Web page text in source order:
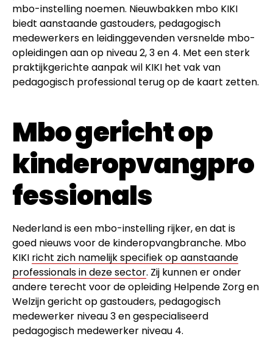
mbo-instelling noemen. Nieuwbakken mbo KIKI
biedt aanstaande gastouders, pedagogisch
medewerkers en leidinggevenden versnelde mbo-
opleidingen aan op niveau 2, 3 en 4. Met een sterk
praktijkgerichte aanpak wil KIKI het vak van
pedagogisch professional terug op de kaart zetten.
Mbo gericht op
kinderopvangpro
fessionals
Nederland is een mbo-instelling rijker, en dat is
goed nieuws voor de kinderopvangbranche. Mbo
KIKI richt zich namelijk specifiek op aanstaande
professionals in deze sector. Zij kunnen er onder
andere terecht voor de opleiding Helpende Zorg en
Welzijn gericht op gastouders, pedagogisch
medewerker niveau 3 en gespecialiseerd
pedagogisch medewerker niveau 4.